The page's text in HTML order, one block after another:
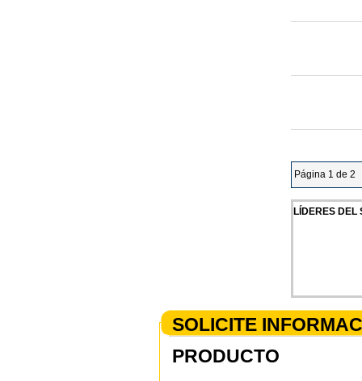
Página 1 de 2
LÍDERES DEL
SOLICITE
PRODUCTO